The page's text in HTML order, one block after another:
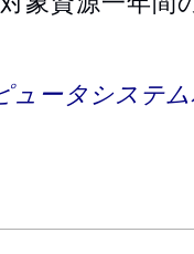
ュータシステ